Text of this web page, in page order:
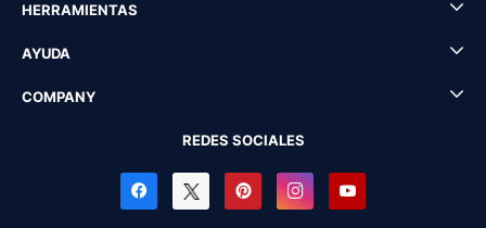
HERRAMIENTAS
AYUDA
COMPANY
REDES SOCIALES